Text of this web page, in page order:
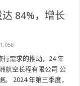
84%，增长
1,058
行需求的推动，24 年
航空长程有限公司 公
。 2024 年第三季度，